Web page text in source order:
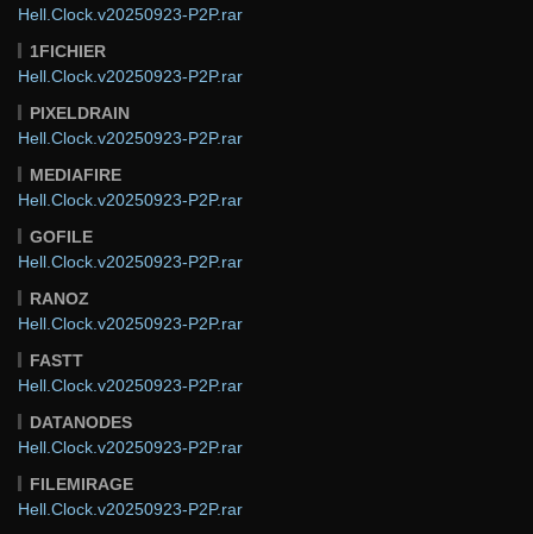
Hell.Clock.v20250923-P2P.rar
1FICHIER
Hell.Clock.v20250923-P2P.rar
PIXELDRAIN
Hell.Clock.v20250923-P2P.rar
MEDIAFIRE
Hell.Clock.v20250923-P2P.rar
GOFILE
Hell.Clock.v20250923-P2P.rar
RANOZ
Hell.Clock.v20250923-P2P.rar
FASTT
Hell.Clock.v20250923-P2P.rar
DATANODES
Hell.Clock.v20250923-P2P.rar
FILEMIRAGE
Hell.Clock.v20250923-P2P.rar